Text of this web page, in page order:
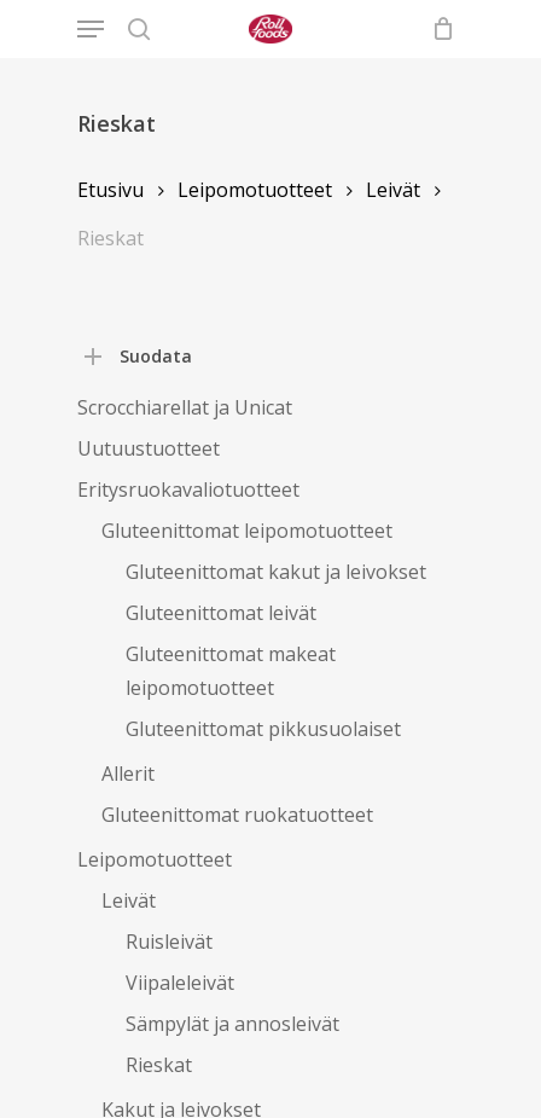
Menu
Rieskat
Etusivu Leipomotuotteet
Leivät
Rieskat
Suodata
Scrocchiarellat ja Unicat
Uutuustuotteet
Eritysruokavaliotuotteet
Gluteenittomat leipomotuotteet
Gluteenittomat kakut ja leivokset
Gluteenittomat leivät
Gluteenittomat makeat
leipomotuotteet
Gluteenittomat pikkusuolaiset
Allerit
Gluteenittomat ruokatuotteet
Leipomotuotteet
Leivät
Ruisleivät
Viipaleleivät
Sämpylät ja annosleivät
Rieskat
Kakut ja leivokset